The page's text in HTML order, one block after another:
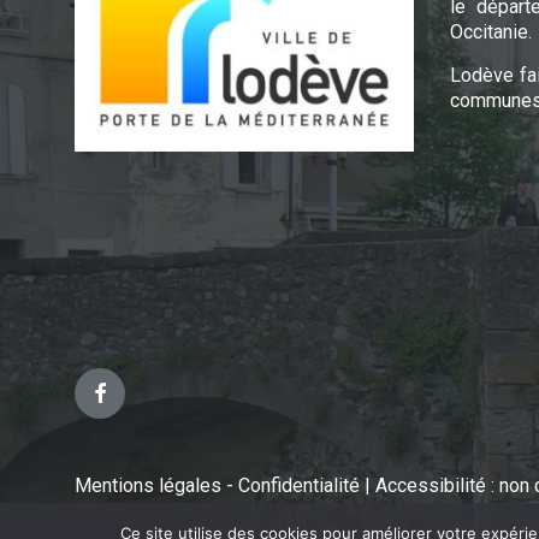
le
Occitanie.
Lodève
Facebook
Mentions légales - Confidentialité | Accessibilité : non
Ce site utilise des cookies pour améliorer votre